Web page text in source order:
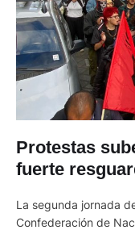
Protestas
fuerte
La segunda jornada
Confederación de